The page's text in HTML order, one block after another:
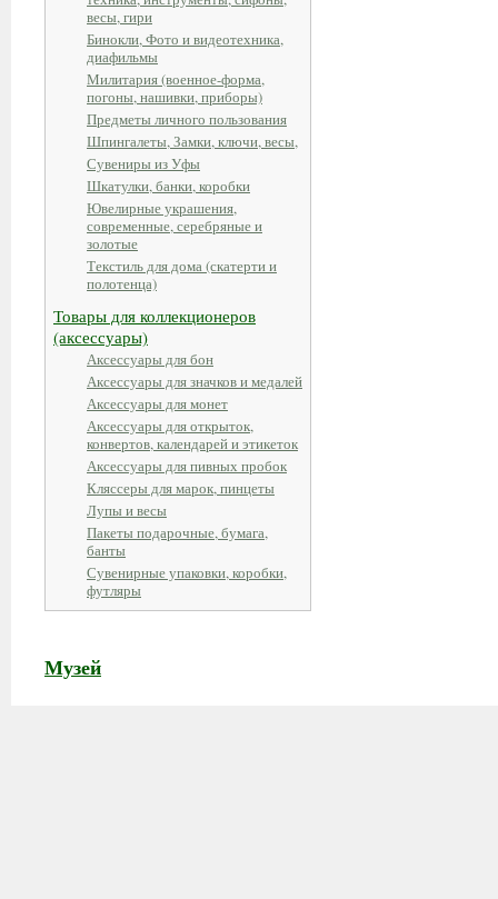
весы, гири
Бинокли, Фото и видеотехника,
диафильмы
Милитария (военное-форма,
погоны, нашивки, приборы)
Предметы личного пользования
Шпингалеты, Замки, ключи, весы,
Сувениры из Уфы
Шкатулки, банки, коробки
Ювелирные украшения,
современные, серебряные и
золотые
Текстиль для дома (скатерти и
полотенца)
Товары для коллекционеров
(аксессуары)
Аксессуары для бон
Аксессуары для значков и медалей
Аксессуары для монет
Аксессуары для открыток,
конвертов, календарей и этикеток
Аксессуары для пивных пробок
Кляссеры для марок, пинцеты
Лупы и весы
Пакеты подарочные, бумага,
банты
Сувенирные упаковки, коробки,
футляры
Музей